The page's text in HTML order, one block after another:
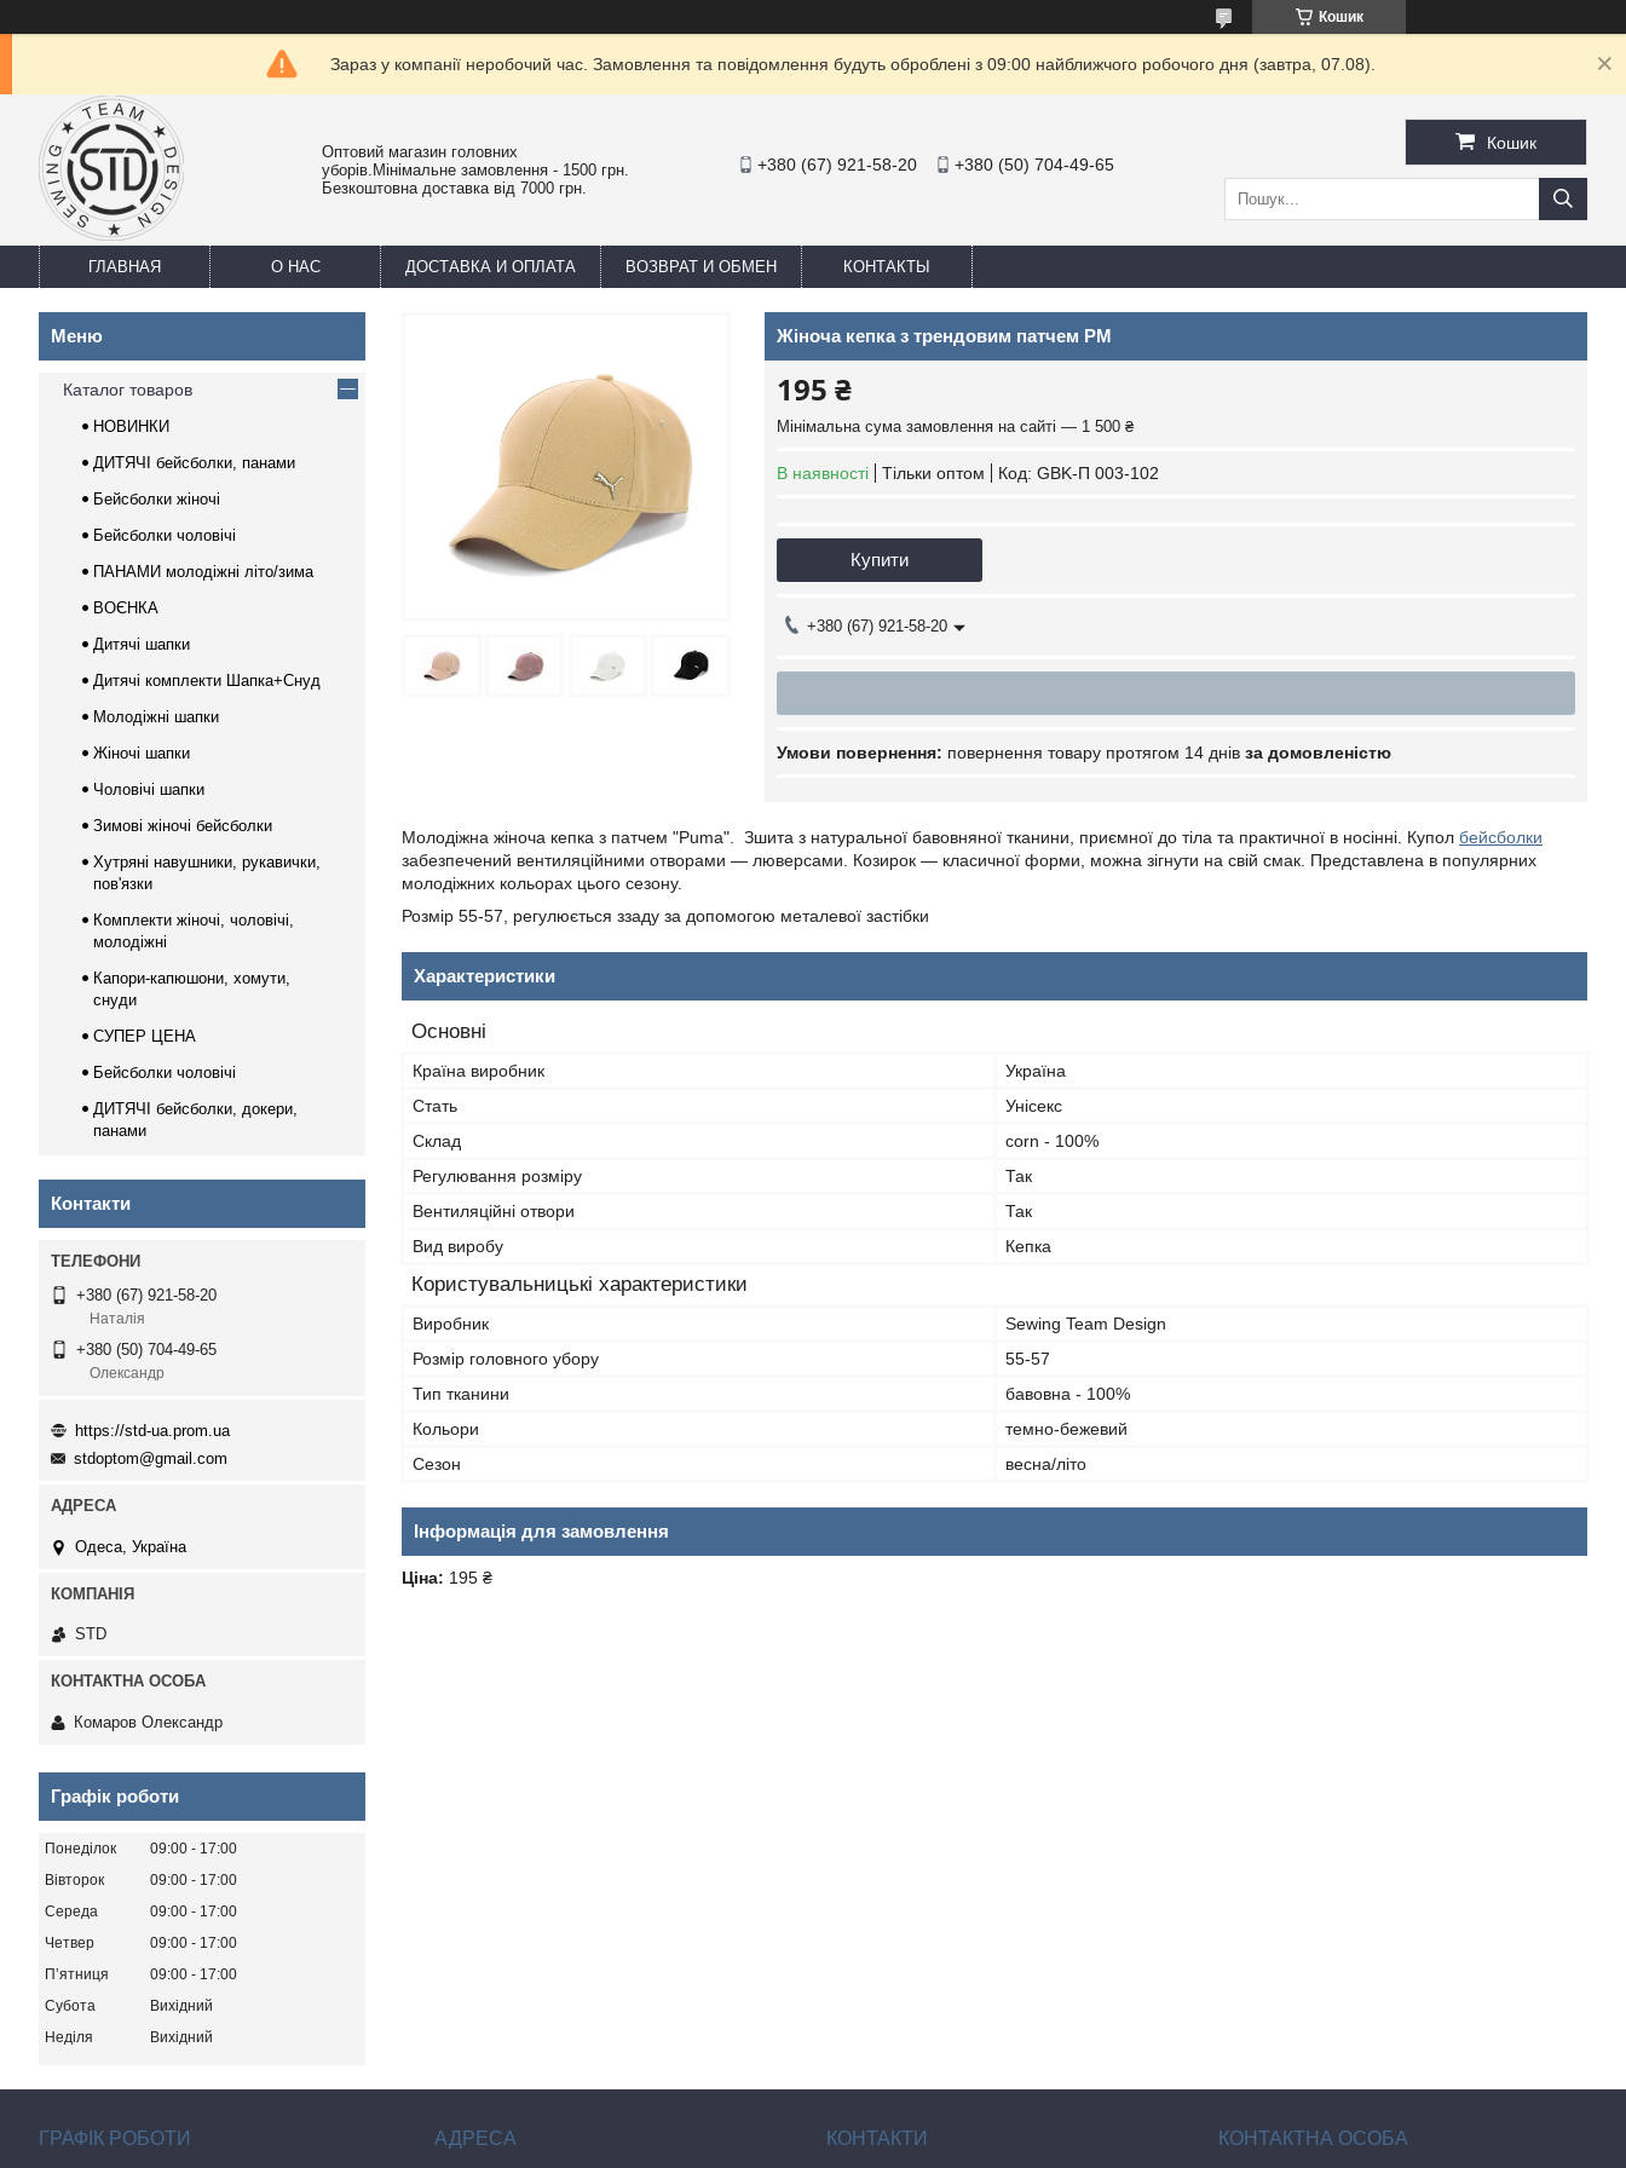
Кошик
Зараз у компанії неробочий час. Замовлення та повідомлення будуть оброблені з 09:00 найближчого робочого дня (завтра, 07.08).
Оптовий магазин головних
уборів.Мінімальне замовлення - 1500 грн.
Безкоштовна доставка від 7000 грн.
+380 (67) 921-58-20 +380 (50) 704-49-65
Кошик
ГЛАВНАЯ О НАС ДОСТАВКА И ОПЛАТА ВОЗВРАТ И ОБМЕН КОНТАКТЫ
Жіноча кепка з трендовим патчем PM
195 ₴
Мінімальна сума замовлення на сайті — 1 500 ₴
В наявності Тільки оптом Код: GBK-П 003-102
Купити
+380 (67) 921-58-20
повернення товару протягом 14 днів за домовленістю
Молодіжна жіноча кепка з патчем "Puma". Зшита з натуральної бавовняної тканини, приємної до тіла та практичної в носінні. Купол бейсболки
забезпечений вентиляційними отворами — люверсами. Козирок — класичної форми, можна зігнути на свій смак. Представлена в популярних
молодіжних кольорах цього сезону.
Розмір 55-57, регулюється ззаду за допомогою металевої застібки
Характеристики
Основні
Країна виробник
Україна
Стать
Унісекс
Склад
corn - 100%
Регулювання розміру
Так
Вентиляційні отвори
Так
Вид виробу
Кепка
Користувальницькі характеристики
Виробник
Sewing Team Design
Розмір головного убору
55-57
Тип тканини
бавовна - 100%
Кольори
темно-бежевий
Сезон
весна/літо
Інформація для замовлення
Ціна: 195 ₴
Каталог товаров
НОВИНКИ
ДИТЯЧІ бейсболки, панами
Бейсболки жіночі
Бейсболки чоловічі
ПАНАМИ молодіжні літо/зима
ВОЄНКА
Дитячі шапки
Дитячі комплекти Шапка+Снуд
Молодіжні шапки
Жіночі шапки
Чоловічі шапки
Зимові жіночі бейсболки
Хутряні навушники, рукавички,
пов'язки
Комплекти жіночі, чоловічі,
молодіжні
Капори-капюшони, хомути,
снуди
СУПЕР ЦЕНА
Бейсболки чоловічі
ДИТЯЧІ бейсболки, докери,
панами
Контакти
+380 (67) 921-58-20
Наталія
+380 (50) 704-49-65
Олександр
https://std-ua.prom.ua
stdoptom@gmail.com
Одеса, Україна
STD
Комаров Олександр
Графік роботи
Понеділок 09:00
17:00
Вівторок
09:00
17:00
Середа
09:00
17:00
Четвер
09:00
17:00
Пʼятниця
09:00
17:00
Субота
Вихідний
Неділя
Вихідний
ГРАФІК РОБОТИ